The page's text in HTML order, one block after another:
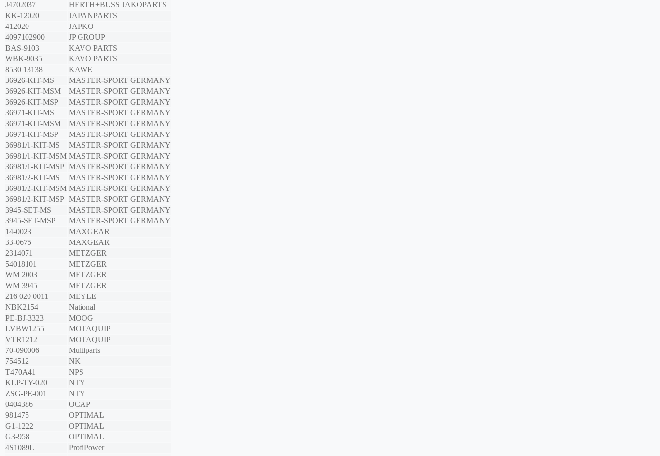
J4702037
HERTH+BUSS JAKOPARTS
KK-12020
JAPANPARTS
412020
JAPKO
4097102900
JP GROUP
BAS-9103
KAVO PARTS
WBK-9035
KAVO PARTS
8530 13138
KAWE
36926-KIT-MS
MASTER-SPORT GERMANY
36926-KIT-MSM
MASTER-SPORT GERMANY
36926-KIT-MSP
MASTER-SPORT GERMANY
36971-KIT-MS
MASTER-SPORT GERMANY
36971-KIT-MSM
MASTER-SPORT GERMANY
36971-KIT-MSP
MASTER-SPORT GERMANY
36981/1-KIT-MS
MASTER-SPORT GERMANY
36981/1-KIT-MSM MASTER-SPORT GERMANY
36981/1-KIT-MSP MASTER-SPORT GERMANY
36981/2-KIT-MS
MASTER-SPORT GERMANY
36981/2-KIT-MSM MASTER-SPORT GERMANY
36981/2-KIT-MSP MASTER-SPORT GERMANY
3945-SET-MS
MASTER-SPORT GERMANY
3945-SET-MSP
MASTER-SPORT GERMANY
14-0023
MAXGEAR
33-0675
MAXGEAR
2314071
METZGER
54018101
METZGER
WM 2003
METZGER
WM 3945
METZGER
216 020 0011
MEYLE
NBK2154
National
PE-BJ-3323
MOOG
LVBW1255
MOTAQUIP
VTR1212
MOTAQUIP
70-090006
Multiparts
754512
NK
T470A41
NPS
KLP-TY-020
NTY
ZSG-PE-001
NTY
0404386
OCAP
981475
OPTIMAL
G1-1222
OPTIMAL
G3-958
OPTIMAL
4S1089L
ProfiPower